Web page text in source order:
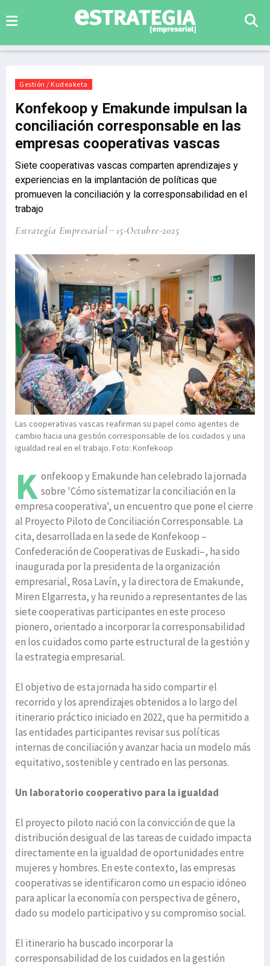
Gestión / Kudeaketa
Konfekoop y Emakunde impulsan la
conciliación corresponsable en las
empresas cooperativas vascas
Siete cooperativas vascas comparten aprendizajes y
experiencias en la implantación de políticas que
promueven la conciliación y la corresponsabilidad en el
trabajo
Estrategia Empresarial 15-Octubre-2025
Las cooperativas vascas reafirman su papel como agentes de
cambio hacia una gestión corresponsable de los cuidados y una
igualdad real en el trabajo. Foto: Konfekoop
K onfekoop y Emakunde han celebrado la jornada
sobre 'Cómo sistematizar la conciliación en la
empresa cooperativa', un encuentro que pone el cierre
al Proyecto Piloto de Conciliación Corresponsable. La
cita, desarrollada en la sede de Konfekoop –
Confederación de Cooperativas de Euskadi–, ha sido
inaugurada por la presidenta de la organización
empresarial, Rosa Lavín, y la directora de Emakunde,
Miren Elgarresta, y ha reunido a representantes de las
siete cooperativas participantes en este proceso
pionero, orientado a incorporar la corresponsabilidad
en los cuidados como parte estructural de la gestión y
la estrategia empresarial.
El objetivo de esta jornada ha sido compartir el
recorrido y los aprendizajes obtenidos a lo largo del
itinerario práctico iniciado en 2022, que ha permitido a
las entidades participantes revisar sus políticas
internas de conciliación y avanzar hacia un modelo más
equitativo, sostenible y centrado en las personas.
Un laboratorio cooperativo para la igualdad
El proyecto piloto nació con la convicción de que la
distribución desigual de las tareas de cuidado impacta
directamente en la igualdad de oportunidades entre
mujeres y hombres. En este contexto, las empresas
cooperativas se identificaron como un espacio idóneo
para aplicar la economía con perspectiva de género,
dado su modelo participativo y su compromiso social.
El itinerario ha buscado incorporar la
corresponsabilidad de los cuidados en la gestión